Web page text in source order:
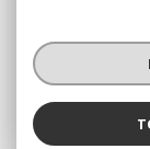
© 2026 | Tous